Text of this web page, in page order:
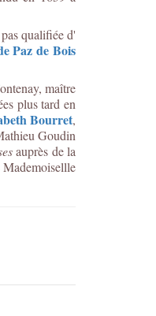
qualifiée d'
Paz de Bois
maître
plus tard en
Bourret,
Goudin
auprès de la
Mademoisellle